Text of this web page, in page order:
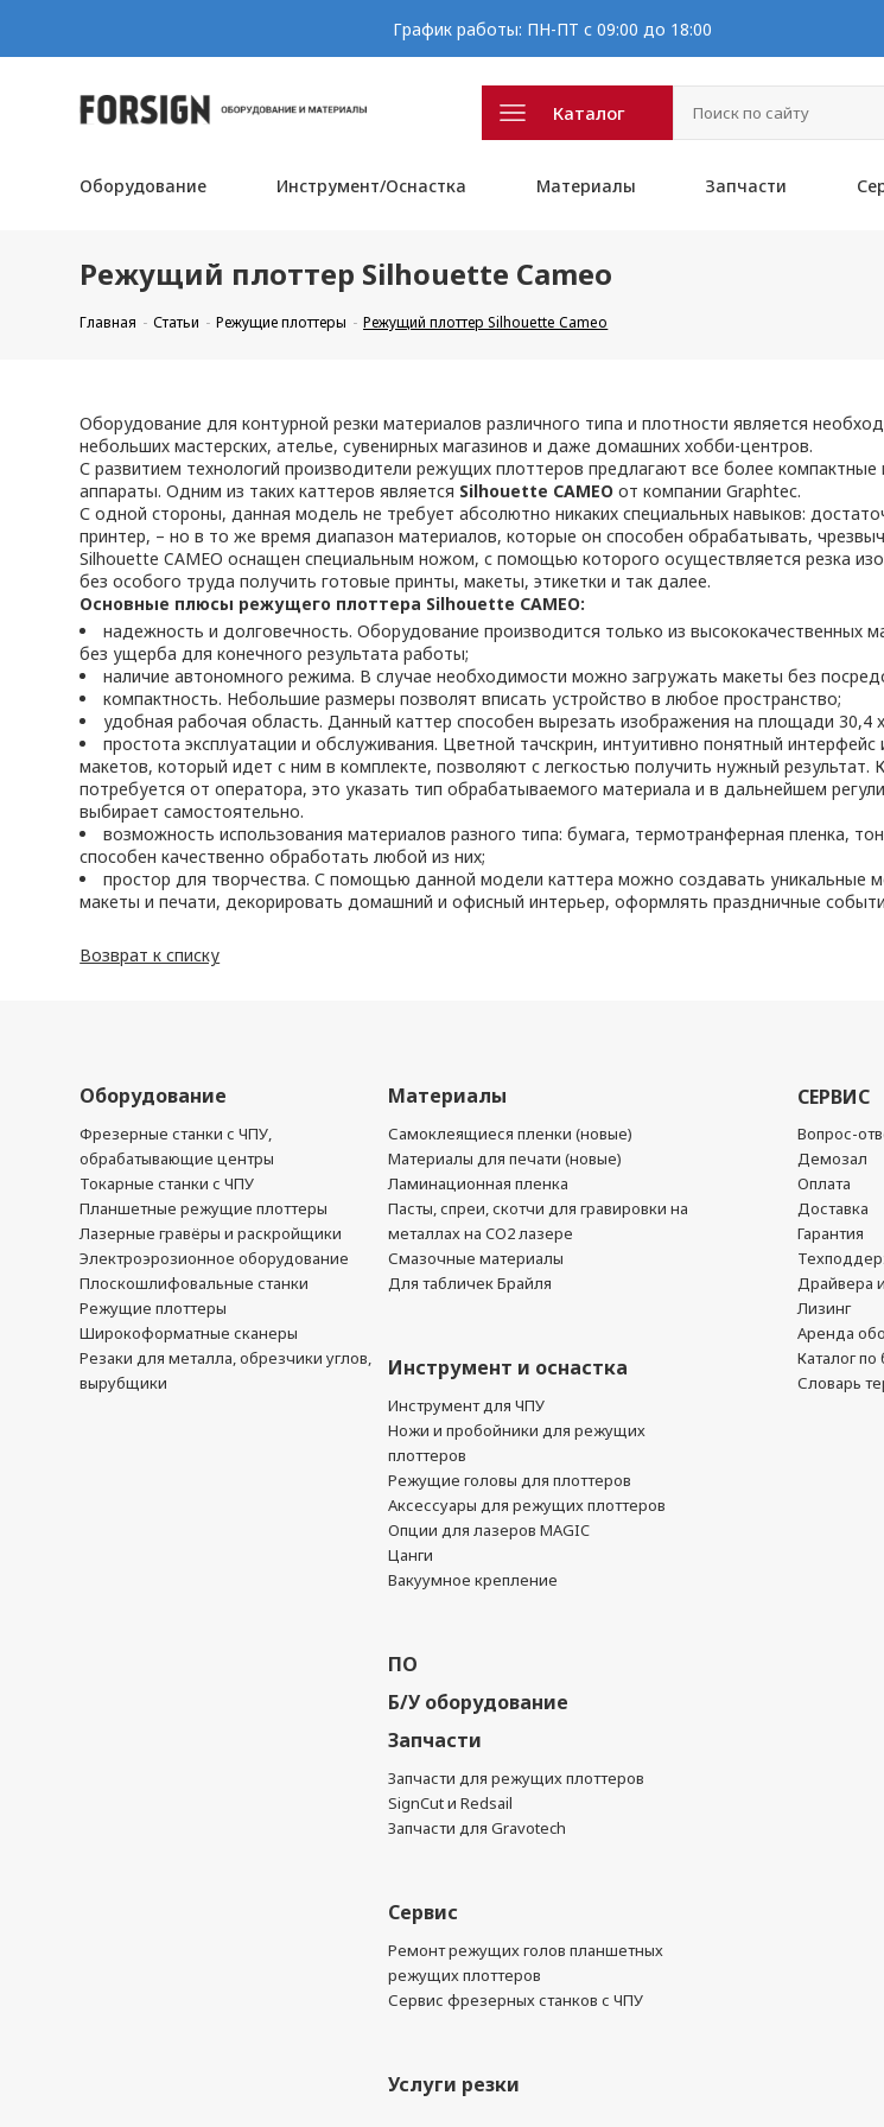
График работы: ПН-ПТ с 09:00 до 18:00
Каталог
Оборудование Инструмент/Оснастка Материалы Запчасти
Режущий плоттер Silhouette Cameо
Главная Статьи Режущие плоттеры Режущий плоттер Silhouette Cameо
Оборудование для контурной резки материалов различного типа и плотности является
небольших мастерских, ателье, сувенирных магазинов и даже домашних хобби-центров.
С развитием технологий производители режущих плоттеров предлагают все более
аппараты. Одним из таких каттеров является Silhouette CAMEO от компании Graphtec.
С одной стороны, данная модель не требует абсолютно никаких специальных навыков:
принтер, – но в то же время диапазон материалов, которые он способен обрабатывать,
Silhouette CAMEO оснащен специальным ножом, с помощью которого осуществляется резка
без особого труда получить готовые принты, макеты, этикетки и так далее.
Основные плюсы режущего плоттера Silhouette CAMEO:
надежность и долговечность. Оборудование производится только из высококачественных
без ущерба для конечного результата работы;
наличие автономного режима. В случае необходимости можно загружать макеты без
компактность. Небольшие размеры позволят вписать устройство в любое пространство;
удобная рабочая область. Данный каттер способен вырезать изображения на площади 30,4
простота эксплуатации и обслуживания. Цветной тачскрин, интуитивно понятный
макетов, который идет с ним в комплекте, позволяют с легкостью получить нужный
потребуется от оператора, это указать тип обрабатываемого материала и в дальнейшем
выбирает самостоятельно.
возможность использования материалов разного типа: бумага, термотранферная пленка,
способен качественно обработать любой из них;
простор для творчества. С помощью данной модели каттера можно создавать
макеты и печати, декорировать домашний и офисный интерьер, оформлять праздничные
Возврат к списку
Оборудование
Фрезерные станки с ЧПУ,
обрабатывающие центры
Токарные станки с ЧПУ
Планшетные режущие плоттеры
Лазерные гравёры и раскройщики
Электроэрозионное оборудование
Плоскошлифовальные станки
Режущие плоттеры
Широкоформатные сканеры
Резаки для металла, обрезчики углов,
вырубщики
Материалы
Самоклеящиеся пленки (новые)
Материалы для печати (новые)
Ламинационная пленка
Пасты, спреи, скотчи для гравировки на
металлах на CO2 лазере
Смазочные материалы
Для табличек Брайля
Инструмент и оснастка
Инструмент для ЧПУ
Ножи и пробойники для режущих
плоттеров
Режущие головы для плоттеров
Аксессуары для режущих плоттеров
Опции для лазеров MAGIC
Цанги
Вакуумное крепление
ПО
Б/У оборудование
Запчасти
Запчасти для режущих плоттеров
SignCut и Redsail
Запчасти для Gravotech
Сервис
Ремонт режущих голов планшетных
режущих плоттеров
Сервис фрезерных станков с ЧПУ
Услуги резки
СЕРВИС
Вопрос-
Демозал
Оплата
Доставка
Гарантия
Драйвера
Лизинг
Аренда
Каталог
Словарь